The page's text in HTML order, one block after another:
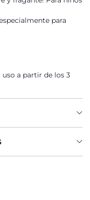
para
a partir de los 3